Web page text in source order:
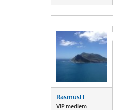
RasmusH
VIP medlem